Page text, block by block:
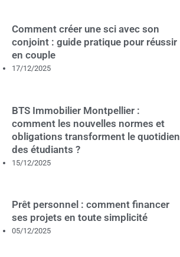
Comment créer une sci avec son
conjoint : guide pratique pour réussir
en couple
17/12/2025
BTS Immobilier Montpellier :
comment les nouvelles normes et
obligations transforment le quotidien
des étudiants ?
15/12/2025
Prêt personnel : comment financer
ses projets en toute simplicité
05/12/2025